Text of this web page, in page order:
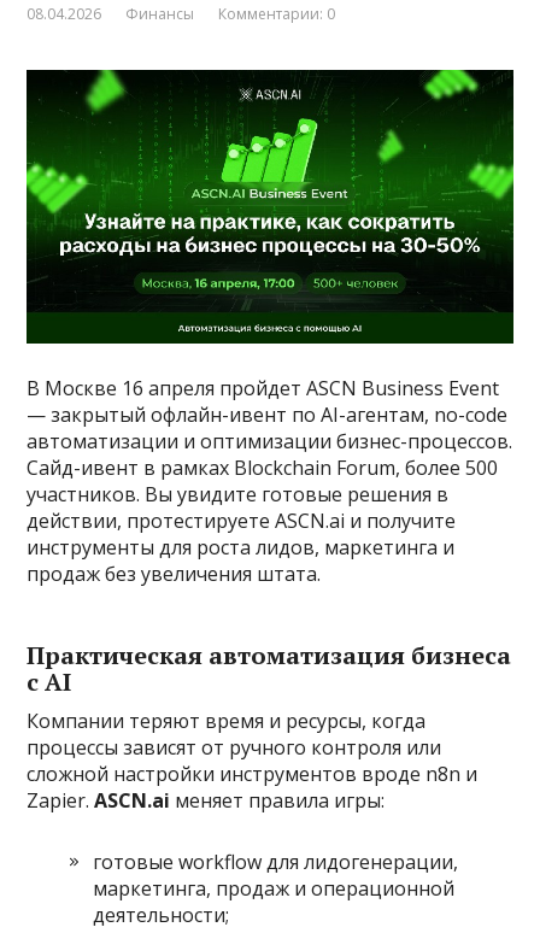
08.04.2026 Финансы Комментарии: 0
В Москве 16 апреля пройдет ASCN Business Event
— закрытый офлайн-ивент по AI-агентам, no-code
автоматизации и оптимизации бизнес-процессов.
Сайд-ивент в рамках Blockchain Forum, более 500
участников. Вы увидите готовые решения в
действии, протестируете ASCN.ai и получите
инструменты для роста лидов, маркетинга и
продаж без увеличения штата.
Практическая автоматизация бизнеса
с AI
Компании теряют время и ресурсы, когда
процессы зависят от ручного контроля или
сложной настройки инструментов вроде n8n и
Zapier.ASCN.ai меняет правила игры:
готовые workflow для лидогенерации,
маркетинга, продаж и операционной
деятельности;